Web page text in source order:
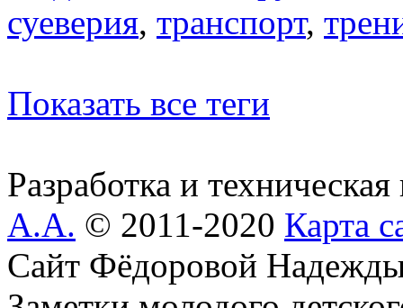
суеверия, транспорт,
Показать все теги
Разработка и
А.А. © 2011-2020 Карта
Сайт Фёдоровой